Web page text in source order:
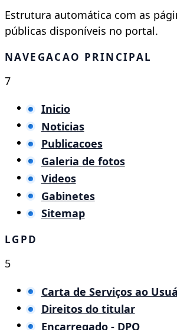
Estrutura automática com as
públicas disponíveis no portal.
NAVEGACAO PRINCIPAL
7
Inicio
Noticias
Publicacoes
Galeria de fotos
Videos
Gabinetes
Sitemap
LGPD
5
Carta de Serviços ao
Direitos do titular
Encarregado - DPO